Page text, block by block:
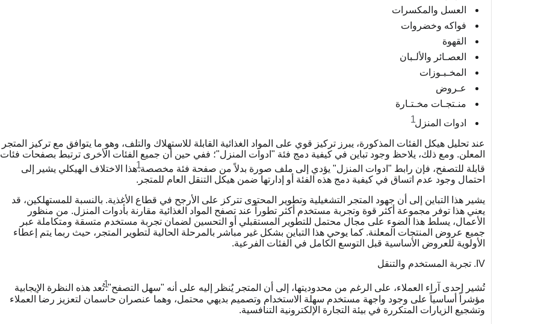
العسل والمكسرات
فواكه وخضروات
القهوة
العصـائر والألـبان
المخـبـوزات
عـروض
منـتجـات مخـتـارة
ادوات المنزل1
عند تحليل هيكل الفئات المذكورة، يبرز تركيز قوي على المواد الغذائية القابلة للاستهلاك والتلف، وهو ما يتوافق مع تركيز المتجر
المعلن. ومع ذلك، يلاحظ وجود تباين في كيفية دمج فئة "ادوات المنزل"؛ ففي حين أن جميع الفئات الأخرى ترتبط بصفحات فئات
قابلة للتصفح، فإن رابط "ادوات المنزل" يؤدي إلى ملف صورة بدلاً من صفحة فئة مخصصة.1هذا الاختلاف الهيكلي يشير إلى
احتمال وجود عدم اتساق في كيفية دمج هذه الفئة أو إدارتها ضمن هيكل التنقل العام للمتجر.
يشير هذا التباين إلى أن جهود المتجر التشغيلية وتطوير المحتوى تتركز على الأرجح في قطاع الأغذية. بالنسبة للمستهلكين، قد
يعني هذا توفر مجموعة أكثر قوة وتجربة مستخدم أكثر تطوراً عند تصفح المواد الغذائية مقارنة بأدوات المنزل. من منظور
الأعمال، يسلط هذا الضوء على مجال محتمل للتطوير المستقبلي أو التحسين لضمان تجربة مستخدم متسقة ومتكاملة عبر
جميع عروض المنتجات المعلنة. كما يوحي هذا التباين بشكل غير مباشر بالمرحلة الحالية لتطوير المتجر، حيث ربما يتم إعطاء
الأولوية للعروض الأساسية قبل التوسع الكامل في الفئات الفرعية.
IV. تجربة المستخدم والتنقل
تُشير إحدى آراء العملاء، على الرغم من محدوديتها، إلى أن المتجر يُنظر إليه على أنه "سهل التصفح".1تُعد هذه النظرة الإيجابية
مؤشراً أساسياً على وجود واجهة مستخدم سهلة الاستخدام وتصميم بديهي محتمل، وهما عنصران حاسمان لتعزيز رضا العملاء
وتشجيع الزيارات المتكررة في بيئة التجارة الإلكترونية التنافسية.